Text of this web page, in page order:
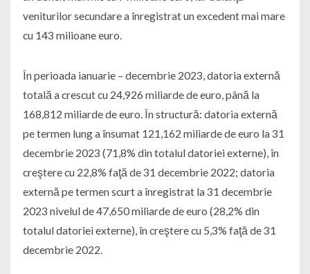
veniturilor secundare a înregistrat un excedent mai mare
cu 143 milioane euro.
În perioada ianuarie – decembrie 2023, datoria externă
totală a crescut cu 24,926 miliarde de euro, până la
168,812 miliarde de euro. În structură: datoria externă
pe termen lung a însumat 121,162 miliarde de euro la 31
decembrie 2023 (71,8% din totalul datoriei externe), în
creştere cu 22,8% faţă de 31 decembrie 2022; datoria
externă pe termen scurt a înregistrat la 31 decembrie
2023 nivelul de 47,650 miliarde de euro (28,2% din
totalul datoriei externe), în creştere cu 5,3% faţă de 31
decembrie 2022.